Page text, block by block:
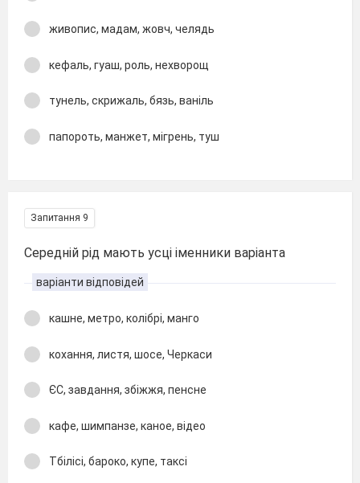
живопис, мадам, жовч, челядь
кефаль, гуаш, роль, нехворощ
тунель, скрижаль, бязь, ваніль
папороть, манжет, мігрень, туш
Запитання 9
Середній рід мають усці іменники варіанта
варіанти відповідей
кашне, метро, колібрі, манго
кохання, листя, шосе, Черкаси
ЄС, завдання, збіжжя, пенсне
кафе, шимпанзе, каное, відео
Тбілісі, бароко, купе, таксі